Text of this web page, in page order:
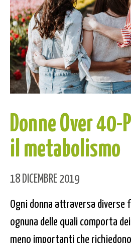
Donne Over
il metabolismo
18 DICEMBRE 2019
Ogni donna attraversa diverse
ognuna delle quali comporta
meno importanti che